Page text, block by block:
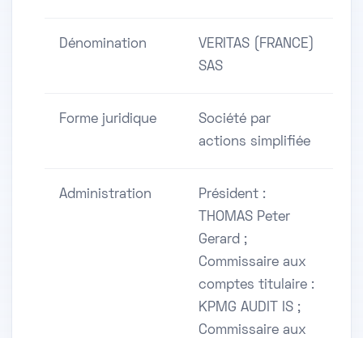
Dénomination
VERITAS (FRANCE)
SAS
Forme juridique
Société par
actions simplifiée
Administration
Président :
THOMAS Peter
Gerard ;
Commissaire aux
comptes titulaire :
KPMG AUDIT IS ;
Commissaire aux